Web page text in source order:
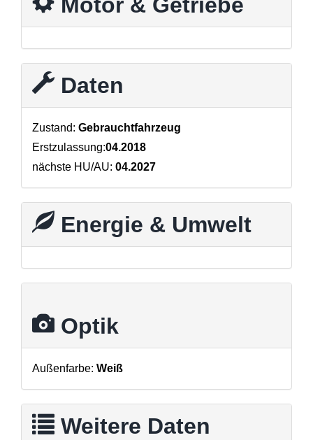
Daten
Zustand: Gebrauchtfahrzeug
Erstzulassung:04.2018
nächste HU/AU: 04.2027
Energie & Umwelt
Optik
Außenfarbe: Weiß
Weitere Daten